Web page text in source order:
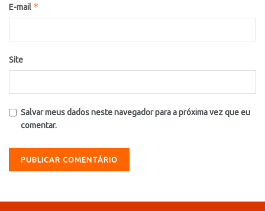
E-mail *
Site
Salvar meus dados neste navegador para a próxima vez que eu
comentar.